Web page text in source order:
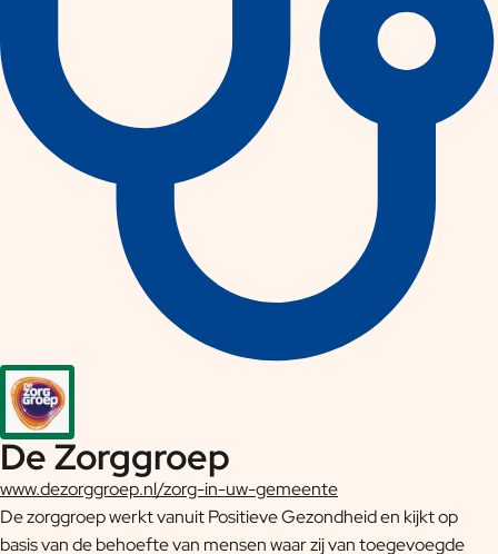
De Zorggroep
www.dezorggroep.nl/zorg-in-uw-gemeente
De zorggroep werkt vanuit Positieve Gezondheid en kijkt op
basis van de behoefte van mensen waar zij van toegevoegde